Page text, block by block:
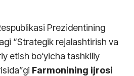
Prezidentining
“Strategik rejalashtirish va
etish bo‘yicha tashkiliy
Farmonining ijrosi